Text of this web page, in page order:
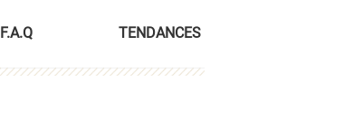
F.A.Q TENDANCES